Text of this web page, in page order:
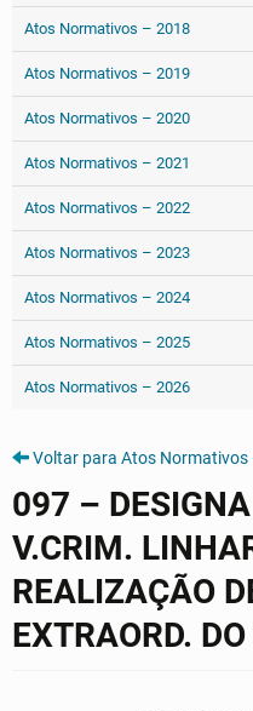
Atos Normativos – 2018
Atos Normativos – 2019
Atos Normativos – 2020
Atos Normativos – 2021
Atos Normativos – 2022
Atos Normativos – 2023
Atos Normativos – 2024
Atos Normativos – 2025
Atos Normativos – 2026
Voltar para Atos Normativos
097 –
V.CRIM.
REALIZAÇÃO
EXTRAORD.